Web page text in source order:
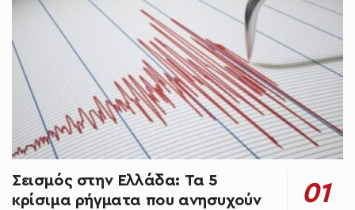
Σεισμός στην Ελλάδα: Τα 5
κρίσιμα ρήγματα που ανησυχούν